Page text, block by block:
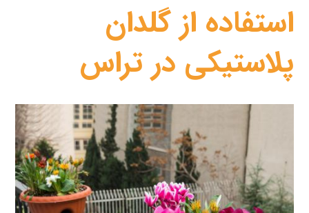
استفاده از گلدان
پلاستیکی در تراس